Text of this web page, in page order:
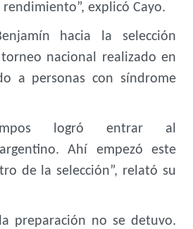
explicó Cayo.
hacia la selección
nacional realizado en
a personas con síndrome
logró entrar al
Ahí empezó este
de la selección”, relató su
preparación no se detuvo.